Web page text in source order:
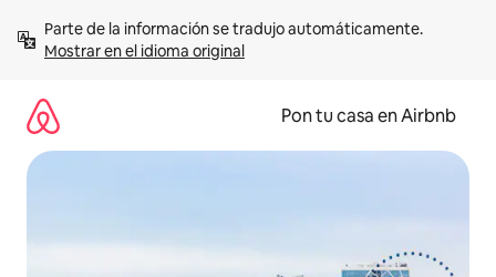
contenidoMostrar en el idioma original
Pon tu casa en Airbnb